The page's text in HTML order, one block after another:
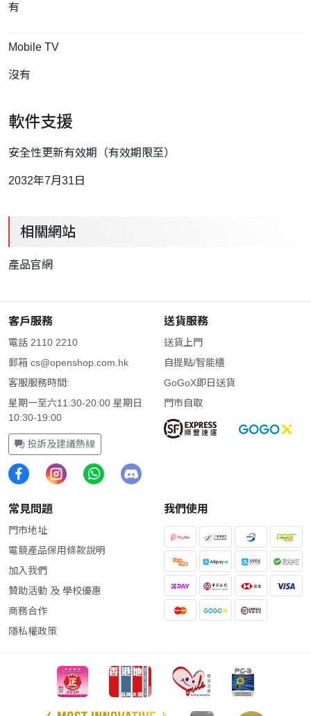
有
Mobile TV
沒有
軟件支援
安全性更新有效期（有效期限至）
2032年7月31日
相關網站
產品官網
客戶服務
電話 2110 2210
郵箱 cs@openshop.com.hk
客服服務時間:
星期一至六11:30-20:00 星期日
10:30-19:00
投訴及建議熱線
送貨服務
送貨上門
自提點/智能櫃
GoGoX即日送貨
門市自取
常見問題
門市地址
電競產品保用條款說明
加入我們
贊助活動 及 學校優惠
商務合作
隱私權政策
我們使用